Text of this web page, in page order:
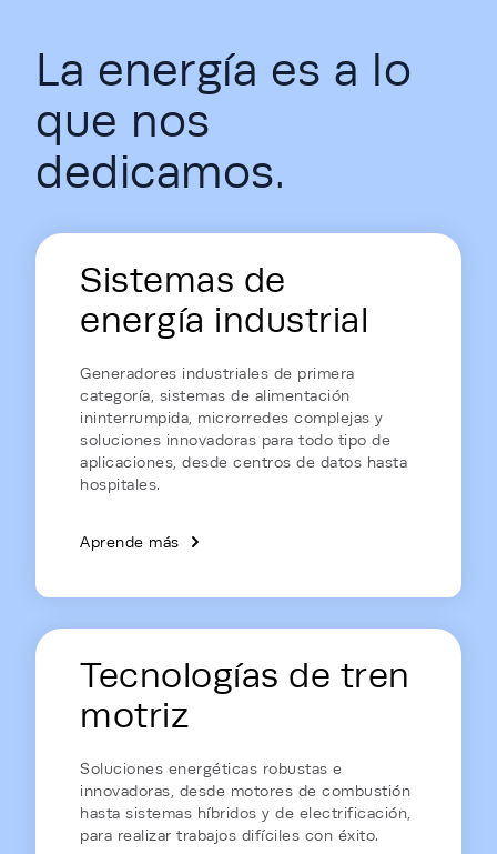
La energía es a lo
que nos
dedicamos.
Energy Hub - Homepage - Energy
Sistemas de
energía industrial
Generadores industriales de primera
categoría, sistemas de alimentación
ininterrumpida, microrredes complejas y
soluciones innovadoras para todo tipo de
aplicaciones, desde centros de datos hasta
hospitales.
Aprende más
Tecnologías de tren
motriz
Soluciones energéticas robustas e
innovadoras, desde motores de combustión
hasta sistemas híbridos y de electrificación,
para realizar trabajos difíciles con éxito.